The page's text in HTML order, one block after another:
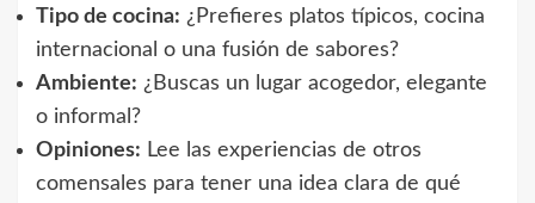
Tipo de cocina: ¿Prefieres platos típicos, cocina
internacional o una fusión de sabores?
Ambiente: ¿Buscas un lugar acogedor, elegante
o informal?
Opiniones: Lee las experiencias de otros
comensales para tener una idea clara de qué